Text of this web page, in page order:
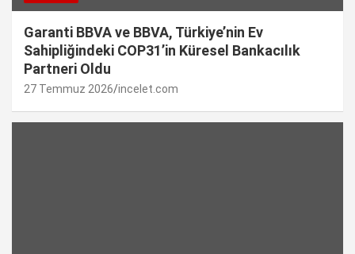
Garanti BBVA ve BBVA, Türkiye’nin Ev
Sahipliğindeki COP31’in Küresel Bankacılık
Partneri Oldu
27 Temmuz 2026 incelet.com